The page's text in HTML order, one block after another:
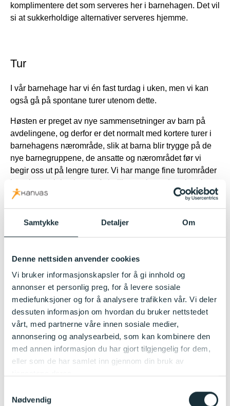
Samtykke Detaljer Om
Denne nettsiden anvender cookies
Vi bruker informasjonskapsler for å gi innhold og
annonser et personlig preg, for å levere sosiale
mediefunksjoner og for å analysere trafikken vår. Vi deler
dessuten informasjon om hvordan du bruker nettstedet
vårt, med partnerne våre innen sosiale medier,
annonsering og analysearbeid, som kan kombinere den
med annen informasjon du har gjort tilgjengelig for dem,
eller som de har samlet inn gjennom din bruk av
Nødvendig
komplimentere det som serveres her i barnehagen. Det vil
si at sukkerholdige alternativer serveres hjemme.
Tur
I vår barnehage har vi én fast turdag i uken, men vi kan
også gå på spontane turer utenom dette.
Høsten er preget av nye sammensetninger av barn på
avdelingene, og derfor er det normalt med kortere turer i
barnehagens nærområde, slik at barna blir trygge på de
nye barnegruppene, de ansatte og nærområdet før vi
begir oss ut på lengre turer. Vi har mange fine turområder
i nærheten; lekeplasser, fotballbaner, langs Lysakerelven
og mange muligheter for å komme oss ut i skog og mark.
Her er det rom for undring, utforskning, gode samtaler,
motoriske utfordinger og mye mer.
Målet med turene vil variere ut ifra periodeplaner og
Bursdagsfeiring
Retningslinjer for utdeling av bursdagsinvitasjoner
barnehagen
Invitasjoner kan sendes ut til: